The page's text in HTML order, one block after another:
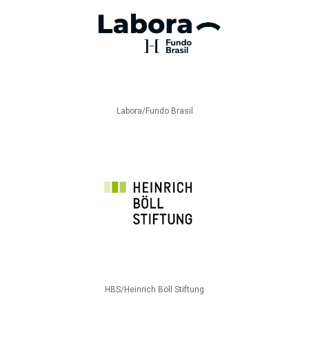
Labora/Fundo Brasil
HBS/Heinrich Böll Stiftung